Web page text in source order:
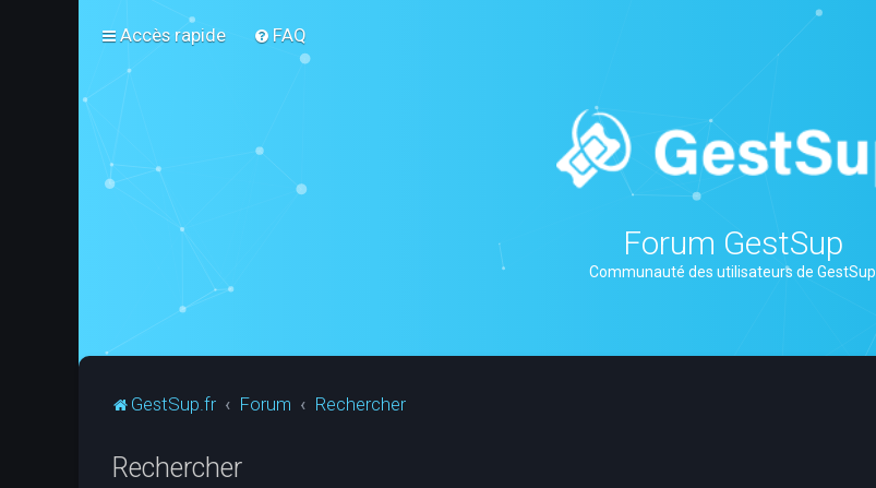
Accès rapide FAQ
Forum GestSup
Communauté des utilisateurs de GestSup
GestSup.fr Forum Rechercher
Rechercher